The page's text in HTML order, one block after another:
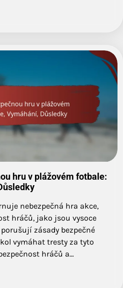
hru v plážovém fotbale:
nebezpečná hra akce,
hráčů, jako jsou vysoce
zásady bezpečné
vymáhat tresty za tyto
hráčů a…